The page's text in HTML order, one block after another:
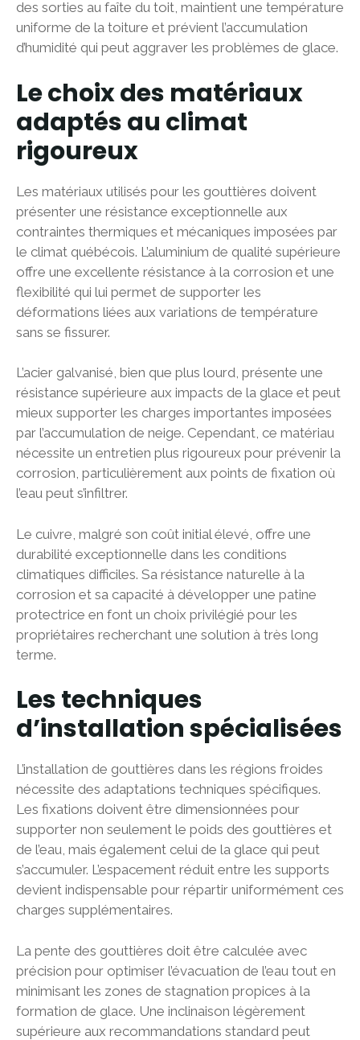
des sorties au faîte du toit, maintient une température
uniforme de la toiture et prévient l’accumulation
d’humidité qui peut aggraver les problèmes de glace.
Le choix des matériaux
adaptés au climat
rigoureux
Les matériaux utilisés pour les gouttières doivent
présenter une résistance exceptionnelle aux
contraintes thermiques et mécaniques imposées par
le climat québécois. L’aluminium de qualité supérieure
offre une excellente résistance à la corrosion et une
flexibilité qui lui permet de supporter les
déformations liées aux variations de température
sans se fissurer.
L’acier galvanisé, bien que plus lourd, présente une
résistance supérieure aux impacts de la glace et peut
mieux supporter les charges importantes imposées
par l’accumulation de neige. Cependant, ce matériau
nécessite un entretien plus rigoureux pour prévenir la
corrosion, particulièrement aux points de fixation où
l’eau peut s’infiltrer.
Le cuivre, malgré son coût initial élevé, offre une
durabilité exceptionnelle dans les conditions
climatiques difficiles. Sa résistance naturelle à la
corrosion et sa capacité à développer une patine
protectrice en font un choix privilégié pour les
propriétaires recherchant une solution à très long
terme.
Les techniques
d’installation spécialisées
L’installation de gouttières dans les régions froides
nécessite des adaptations techniques spécifiques.
Les fixations doivent être dimensionnées pour
supporter non seulement le poids des gouttières et
de l’eau, mais également celui de la glace qui peut
s’accumuler. L’espacement réduit entre les supports
devient indispensable pour répartir uniformément ces
charges supplémentaires.
La pente des gouttières doit être calculée avec
précision pour optimiser l’évacuation de l’eau tout en
minimisant les zones de stagnation propices à la
formation de glace. Une inclinaison légèrement
supérieure aux recommandations standard peut